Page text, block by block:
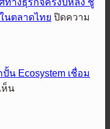
พิกัด
ค
ฉลอง
HARLEY
DAYS™
2026
าม
ร่ง
ทางธุรกิจครึ่งปีหลัง ชู
นตลาดไทย ปิดความ
ปั้น Ecosystem เชื่อม
ห็นบน